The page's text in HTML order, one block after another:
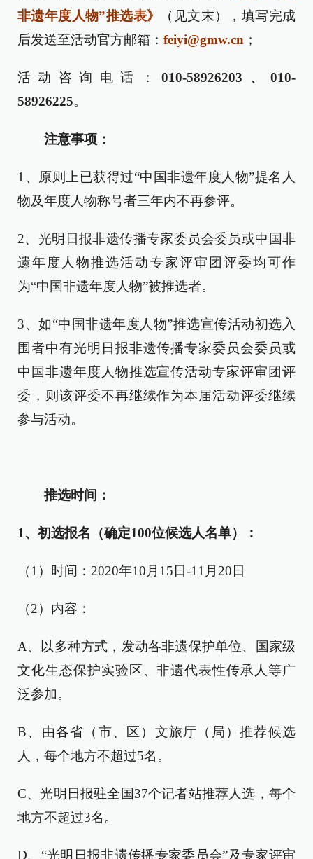
非遗年度人物”推选表》
（ 见文末），填写完成
后发送至活动官方邮箱： feiyi@gmw.cn ；
活动咨询电话：010-58926203、010-
58926225。
注意事项：
1、原则上已获得过“中国非遗年度人物”提名人
物及年度人物称号者三年内不再参评。
2、光明日报非遗传播专家委员会委员或中国非
遗年度人物推选活动专家评审团评委均可作
为“中国非遗年度人物”被推选者。
3、如“中国非遗年度人物”推选宣传活动初选入
围者中有光明日报非遗传播专家委员会委员或
中国非遗年度人物推选宣传活动专家评审团评
委，则该评委不再继续作为本届活动评委继续
参与活动。
推选时间：
1、初选报名（确定100位候选人名单）：
（1）时间：2020年10月15日-11月20日
（2）内容：
A、以多种方式，发动各非遗保护单位、国家级
文化生态保护实验区、非遗代表性传承人等广
泛参加。
B、由各省（市、区）文旅厅（局）推荐候选
人，每个地方不超过5名。
C、光明日报驻全国37个记者站推荐人选，每个
地方不超过3名。
D、“光明日报非遗传播专家委员会”及专家评审